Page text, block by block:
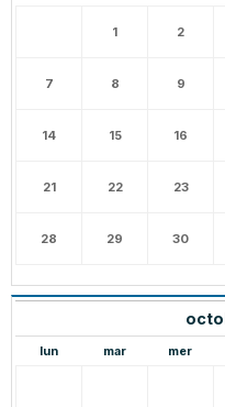
1 2
7 8 9
14 15 16
21 22 23
28 29 30
lun mar mer